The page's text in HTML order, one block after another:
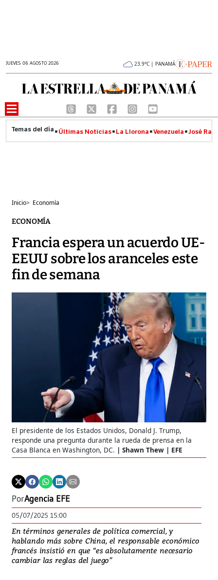
JUEVES 06 AGOSTO 2026 23.9°C | PANAMÁ
Últimas Noticias La Llorona Venezuela José
Inicio> Economía
ECONOMÍA
Francia espera un acuerdo UE-
EEUU sobre los aranceles este
fin de semana
El presidente de los Estados Unidos, Donald J. Trump,
responde una pregunta durante la rueda de prensa en la
Casa Blanca en Washington, DC.
Shawn Thew | EFE
PorAgencia EFE
05/07/2025 15:00
En términos generales de política comercial, y
hablando más sobre China, el responsable económico
francés insistió en que “es absolutamente necesario
cambiar las reglas del juego”